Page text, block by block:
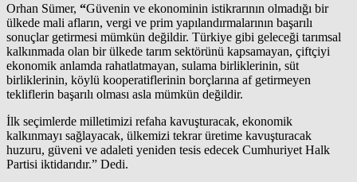
Orhan Sümer, “Güvenin ve ekonominin istikrarının olmadığı bir
ülkede mali afların, vergi ve prim yapılandırmalarının başarılı
sonuçlar getirmesi mümkün değildir. Türkiye gibi geleceği tarımsal
kalkınmada olan bir ülkede tarım sektörünü kapsamayan, çiftçiyi
ekonomik anlamda rahatlatmayan, sulama birliklerinin, süt
birliklerinin, köylü kooperatiflerinin borçlarına af getirmeyen
tekliflerin başarılı olması asla mümkün değildir.
İlk seçimlerde milletimizi refaha kavuşturacak, ekonomik
kalkınmayı sağlayacak, ülkemizi tekrar üretime kavuşturacak
huzuru, güveni ve adaleti yeniden tesis edecek Cumhuriyet Halk
Partisi iktidarıdır.” Dedi.